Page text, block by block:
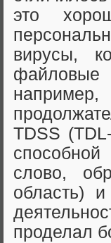
это
вирусы,
файловые
TDSS
способной
слово,
область)
проделал